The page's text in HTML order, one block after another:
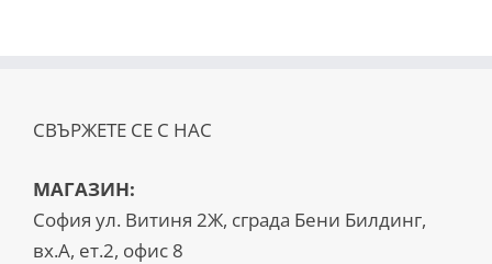
СВЪРЖЕТЕ СЕ С НАС
МАГАЗИН:
София ул. Витиня 2Ж, сграда Бени Билдинг,
вх.А, ет.2, офис 8